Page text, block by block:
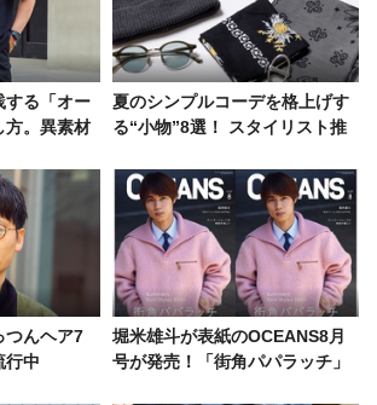
する「オー
方。異素材
夏のシンプルコーデを格上げす
る“小物”8選！ スタイリスト推
ベルト、バッグetc.
つんヘア7
中
堀米雄斗が表紙のOCEANS8月
号が発売！「街角パパラッチ」